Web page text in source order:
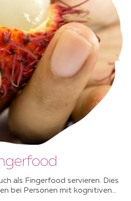
als Fingerfood servieren. Dies
bei Personen mit kognitiven...